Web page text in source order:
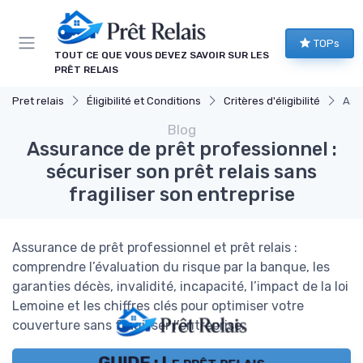
TOUT CE QUE VOUS DEVEZ SAVOIR SUR LES
PRÊT RELAIS
TOPs
Pret relais Éligibilité et Conditions Critères d'éligibilité
Blog
Assurance de prêt professionnel :
sécuriser son prêt relais sans
fragiliser son entreprise
Assurance de prêt professionnel et prêt relais :
comprendre l’évaluation du risque par la banque, les
garanties décès, invalidité, incapacité, l’impact de la loi
Lemoine et les chiffres clés pour optimiser votre
couverture sans fragiliser l’entreprise.
Panneau de gestion des cookies